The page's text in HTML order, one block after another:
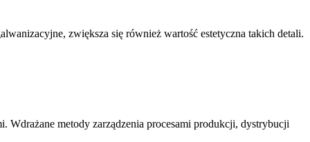
zwiększa się również wartość estetyczna takich detali.
Wdrażane metody zarządzenia procesami produkcji, dystrybucji